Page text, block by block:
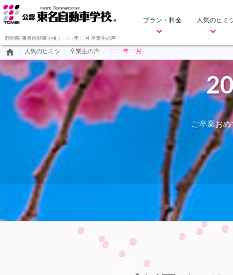
静岡県-東名自動車学校｜2024年12月 卒業生の声
プラン・料金 人気のヒミ
home 人気のヒミツ 卒業生の声 2024年12月
ご卒業お